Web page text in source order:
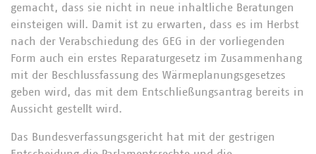
gemacht, dass sie nicht in neue inhaltliche Beratungen
einsteigen will. Damit ist zu erwarten, dass es im Herbst
nach der Verabschiedung des GEG in der vorliegenden
Form auch ein erstes Reparaturgesetz im Zusammenhang
mit der Beschlussfassung des Wärmeplanungsgesetzes
geben wird, das mit dem Entschließungsantrag bereits in
Aussicht gestellt wird.
Das Bundesverfassungsgericht hat mit der gestrigen